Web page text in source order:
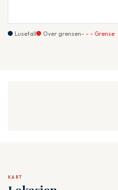
Lusetall Over grensen- - - Grense
KART